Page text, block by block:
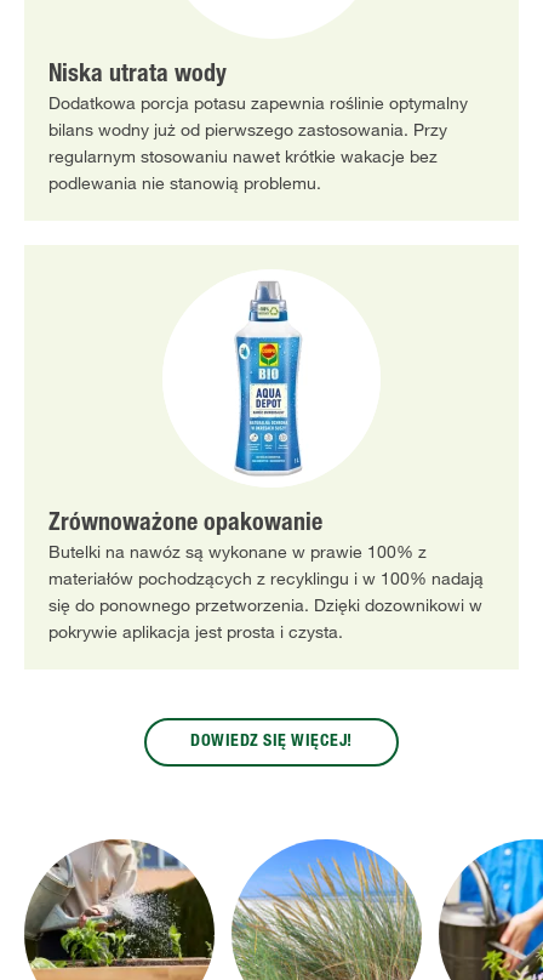
Niska utrata wody
Dodatkowa porcja potasu zapewnia roślinie optymalny
bilans wodny już od pierwszego zastosowania. Przy
regularnym stosowaniu nawet krótkie wakacje bez
podlewania nie stanowią problemu.
Zrównoważone opakowanie
Butelki na nawóz są wykonane w prawie 100% z
materiałów pochodzących z recyklingu i w 100% nadają
się do ponownego przetworzenia. Dzięki dozownikowi w
pokrywie aplikacja jest prosta i czysta.
DOWIEDZ SIĘ WIĘCEJ!